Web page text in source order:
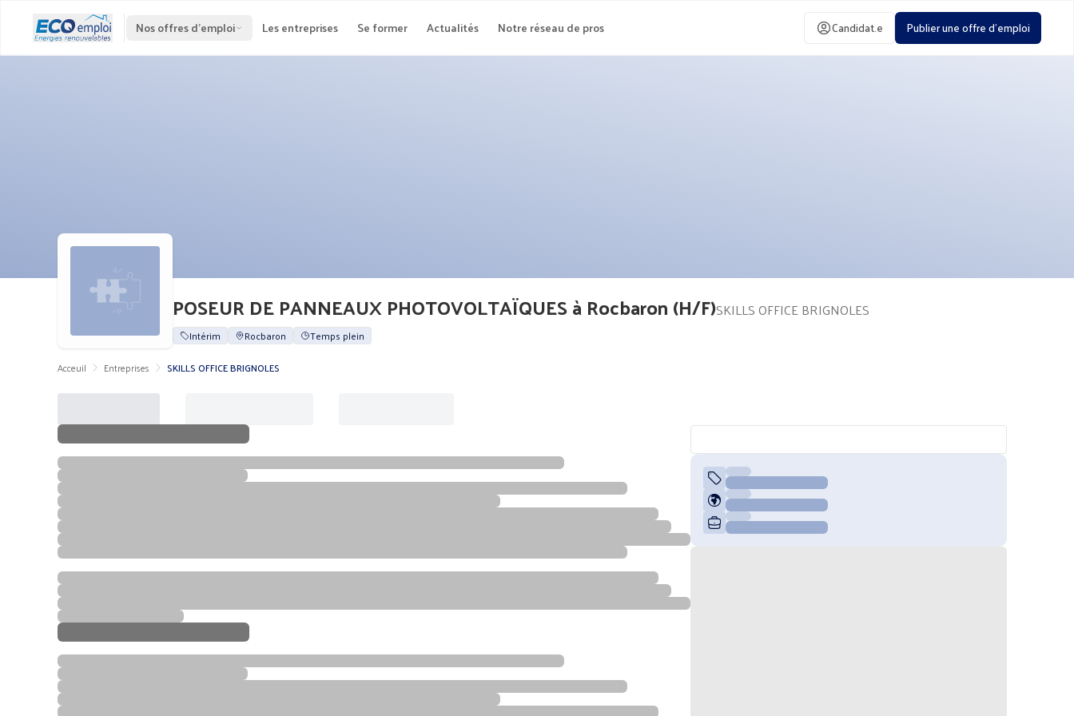
Nos offres d'emploi Les entreprises Se former Actualités Notre réseau de pros Candidat.e Publier une offre d'emploi
POSEUR DE PANNEAUX PHOTOVOLTAÏQUES à Rocbaron (H/F)SKILLS OFFICE BRIGNOLES
Intérim Rocbaron
Temps plein
Acceuil
Entreprises SKILLS OFFICE BRIGNOLES